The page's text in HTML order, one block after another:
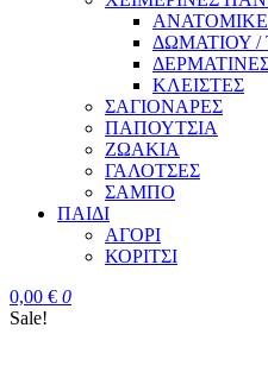
ΔΩΜΑΤΙΟΥ /
ΚΛΕΙΣΤΕΣ
ΣΑΓΙΟΝΑΡΕΣ
ΠΑΠΟΥΤΣΙΑ
ΖΩΑΚΙΑ
ΓΑΛΟΤΣΕΣ
ΣΑΜΠΟ
ΠΑΙΔΙ
ΑΓΟΡΙ
ΚΟΡΙΤΣΙ
0,00 € 0
Sale!